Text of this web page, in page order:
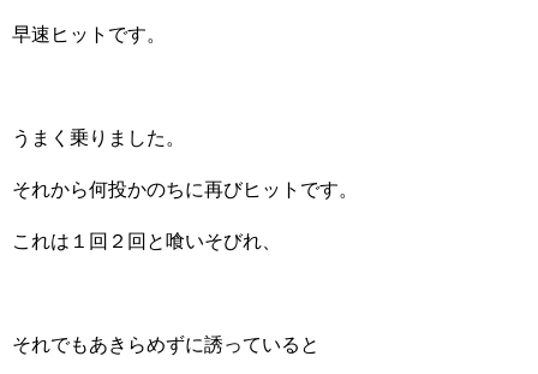
早速ヒットです。
うまく乗りました。
それから何投かのちに再びヒットです。
これは１回２回と喰いそびれ、
それでもあきらめずに誘っていると